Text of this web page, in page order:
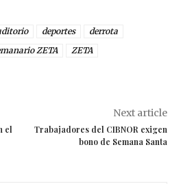
deportes
derrota
ZETA
ZETA
el
Next article
Trabajadores del CIBNOR exigen
bono de Semana Santa